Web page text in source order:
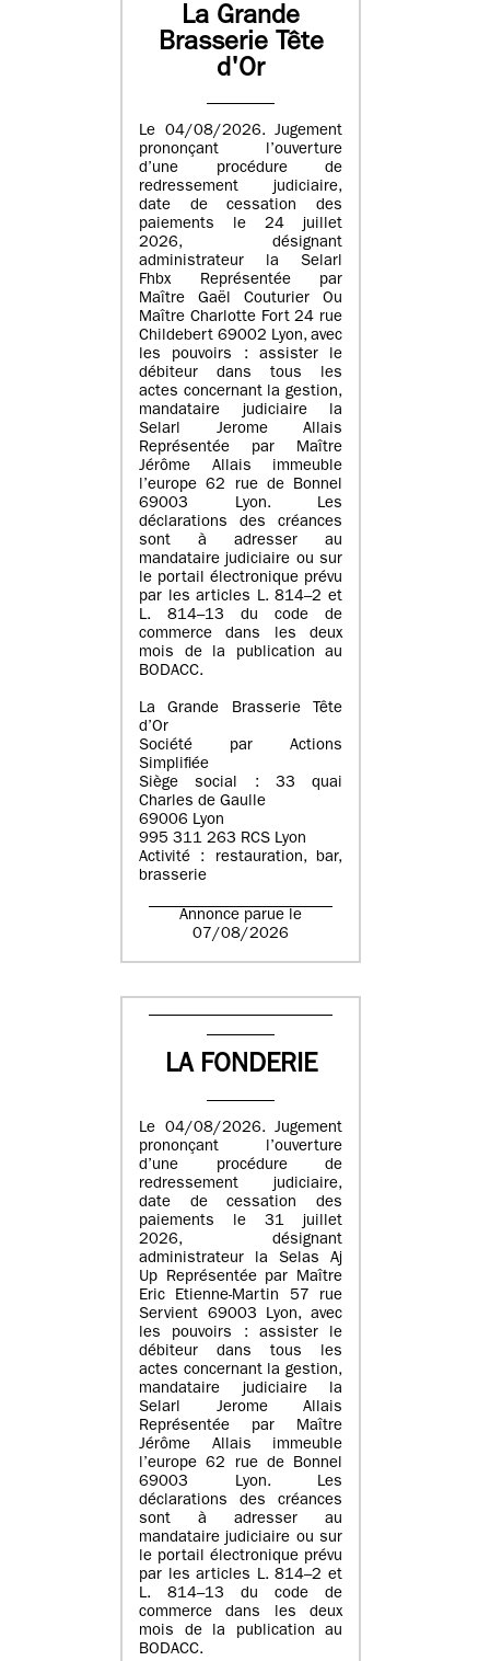
La Grande
Brasserie Tête
d'Or
Le 04/08/2026. Jugement
prononçant l’ouverture
d’une procédure de
redressement judiciaire,
date de cessation des
paiements le 24 juillet
2026, désignant
administrateur la Selarl
Fhbx Représentée par
Maître Gaël Couturier Ou
Maître Charlotte Fort 24 rue
Childebert 69002 Lyon, avec
les pouvoirs : assister le
débiteur dans tous les
actes concernant la gestion,
mandataire judiciaire la
Selarl Jerome Allais
Représentée par Maître
Jérôme Allais immeuble
l’europe 62 rue de Bonnel
69003 Lyon. Les
déclarations des créances
sont à adresser au
mandataire judiciaire ou sur
le portail électronique prévu
par les articles L. 814–2 et
L. 814–13 du code de
commerce dans les deux
mois de la publication au
BODACC.
La Grande Brasserie Tête
d’Or
Société par Actions
Simplifiée
Siège social : 33 quai
Charles de Gaulle
69006 Lyon
995 311 263 RCS Lyon
Activité : restauration, bar,
brasserie
Annonce parue le
07/08/2026
LA FONDERIE
Le 04/08/2026. Jugement
prononçant l’ouverture
d’une procédure de
redressement judiciaire,
date de cessation des
paiements le 31 juillet
2026, désignant
administrateur la Selas Aj
Up Représentée par Maître
Eric Etienne-Martin 57 rue
Servient 69003 Lyon, avec
les pouvoirs : assister le
débiteur dans tous les
actes concernant la gestion,
mandataire judiciaire la
Selarl Jerome Allais
Représentée par Maître
Jérôme Allais immeuble
l’europe 62 rue de Bonnel
69003 Lyon. Les
déclarations des créances
sont à adresser au
mandataire judiciaire ou sur
le portail électronique prévu
par les articles L. 814–2 et
L. 814–13 du code de
commerce dans les deux
mois de la publication au
BODACC.